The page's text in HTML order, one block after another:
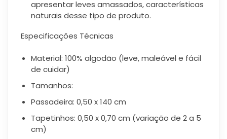
apresentar leves amassados, características
naturais desse tipo de produto.
Especificações Técnicas
Material: 100% algodão (leve, maleável e fácil
de cuidar)
Tamanhos:
Passadeira: 0,50 x 140 cm
Tapetinhos: 0,50 x 0,70 cm (variação de 2 a 5
cm)